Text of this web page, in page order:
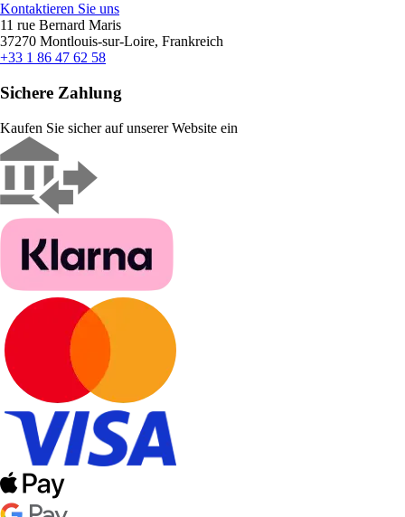
Kontaktieren Sie uns
11 rue Bernard Maris
37270 Montlouis-sur-Loire, Frankreich
+33 1 86 47 62 58
Sichere Zahlung
Kaufen Sie sicher auf unserer Website ein